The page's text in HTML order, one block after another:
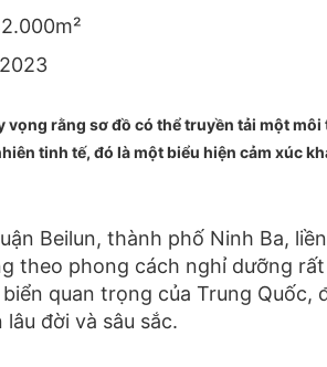
vọng rằng sơ đồ có thể truyền tải một
tinh tế, đó là một biểu hiện cảm xúc
Beilun, thành phố Ninh Ba,
theo phong cách nghỉ dưỡng
quan trọng của Trung Quốc,
đời và sâu sắc.